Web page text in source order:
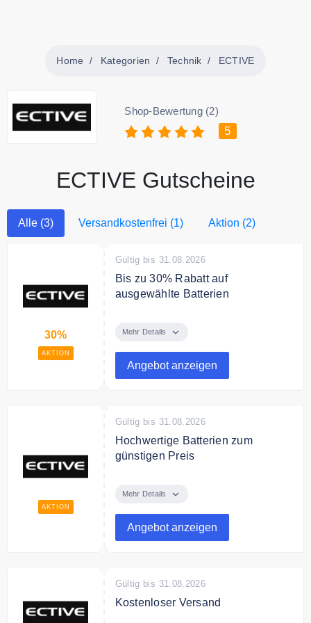
Home Kategorien Technik ECTIVE
Shop-Bewertung (2)
5
ECTIVE Gutscheine
Alle (3) Versandkostenfrei (1) Aktion (2)
30%
AKTION
Gültig bis 31.08.2026
Bis zu 30% Rabatt auf
ausgewählte Batterien
Batterien bei Ective
Mehr Details
Angebot anzeigen
AKTION
Gültig bis 31.08.2026
Hochwertige Batterien zum
günstigen Preis
Batterien zum günstigen Preis.
Mehr Details
Angebot anzeigen
Gültig bis 31.08.2026
Kostenloser Versand